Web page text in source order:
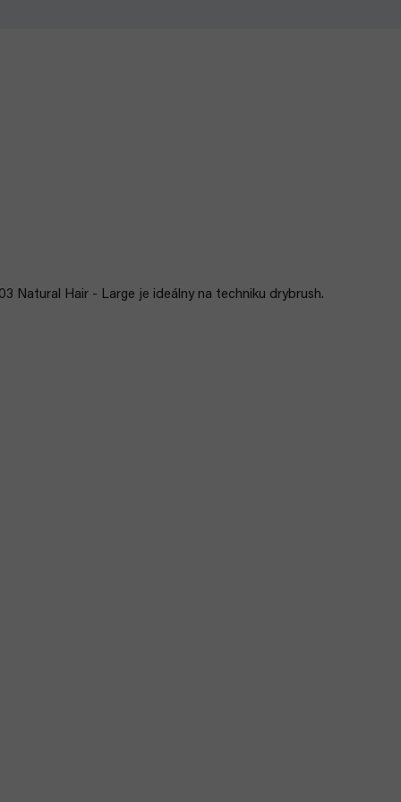
Natural Hair - Large je ideálny na techniku drybrush.